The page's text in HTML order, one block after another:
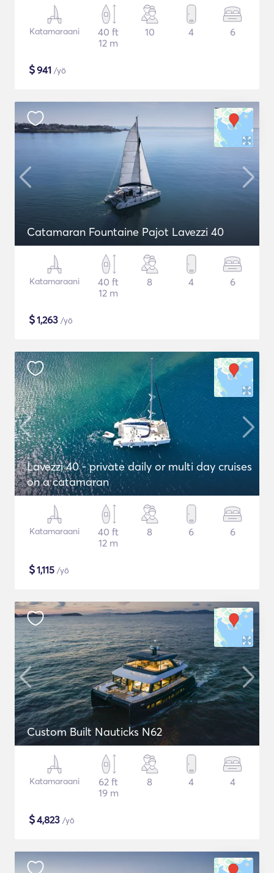
Katamaraani
40 ft
12 m
10 4 6
$941 /yö
Catamaran Fountaine Pajot Lavezzi 40
Katamaraani
40 ft
12 m
8 4 6
$1,263 /yö
Lavezzi 40 - private daily or multi day cruises
on a catamaran
Katamaraani
40 ft
12 m
8 6 6
$1,115 /yö
Custom Built Nauticks N62
Katamaraani
62 ft
19 m
8 4 4
$4,823 /yö